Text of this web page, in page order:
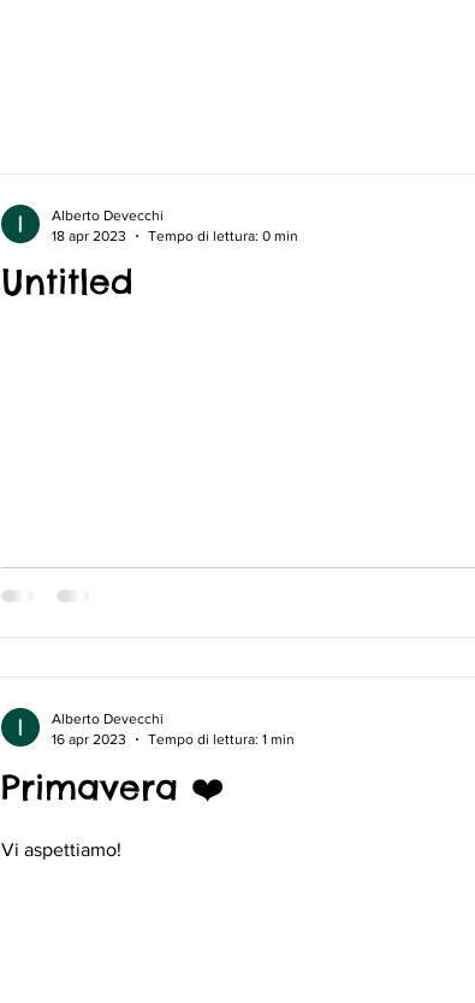
Untitled
Alberto Devecchi
18 apr 2023
Tempo di lettura: 0 min
Primavera ❤️
Vi aspettiamo!
Alberto Devecchi
16 apr 2023
Tempo di lettura: 1 min